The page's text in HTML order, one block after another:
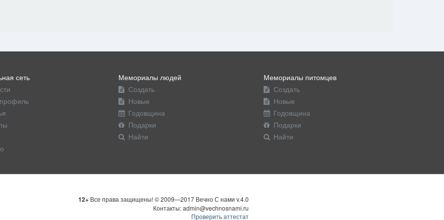
сеть
Мемориалы людей
Создать
Новые
Годовщина
Подарки
Найти
Мемориалы питомцев
Создать
Новые
Годовщина
Подарки
Найти
12+Все права защищены! © 2009—2017 Вечно С нами v.4.0
Контакты: admin@vechnosnami.ru
Проверить аттестат